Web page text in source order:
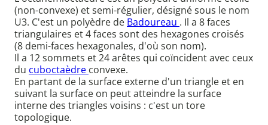
(non-convexe) et semi-régulier, désigné sous le nom
U3. C'est un polyèdre de Badoureau . Il a 8 faces
triangulaires et 4 faces sont des hexagones croisés
(8 demi-faces hexagonales, d'où son nom).
Il a 12 sommets et 24 arêtes qui coïncident avec ceux
du cuboctaèdre convexe.
En partant de la surface externe d'un triangle et en
suivant la surface on peut atteindre la surface
interne des triangles voisins : c'est un tore
topologique.